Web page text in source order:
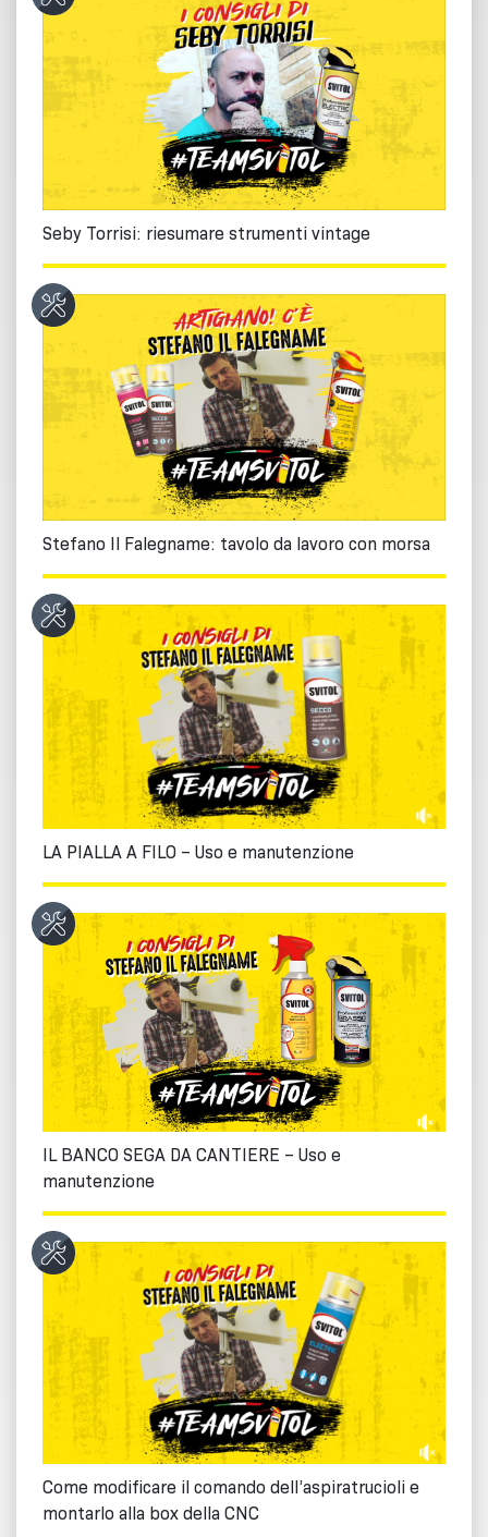
Seby Torrisi: riesumare strumenti vintage
Stefano Il Falegname: tavolo da lavoro con morsa
LA PIALLA A FILO – Uso e manutenzione
IL BANCO SEGA DA CANTIERE – Uso e
manutenzione
Come modificare il comando dell’aspiratrucioli e
montarlo alla box della CNC